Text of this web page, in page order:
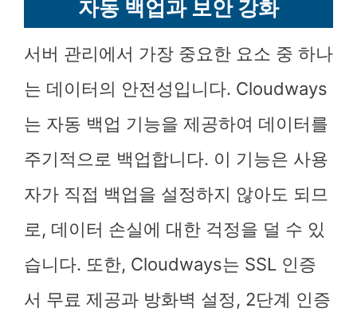
자동 백업과 보안 강화
서버 관리에서 가장 중요한 요소 중 하나
는 데이터의 안전성입니다. Cloudways
는 자동 백업 기능을 제공하여 데이터를
주기적으로 백업합니다. 이 기능은 사용
자가 직접 백업을 설정하지 않아도 되므
로, 데이터 손실에 대한 걱정을 덜 수 있
습니다. 또한, Cloudways는 SSL 인증
서 무료 제공과 방화벽 설정, 2단계 인증